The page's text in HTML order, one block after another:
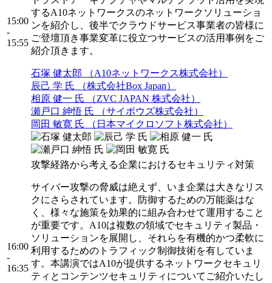
15:00
-
15:55
するA10ネットワークスのネットワークソリューショ
ンを紹介し、後半でクラウドサービス事業者の皆様に
ご登壇頂き事業変革に役立つサービスの活用事例をご
紹介頂きます。
石塚 健太郎 （A10ネットワークス株式会社）
辰己 学 氏 （株式会社Box Japan）
相原 健一 氏 （ZVC JAPAN 株式会社）
瀬戸口 紳悟 氏 （サイボウズ株式会社）
岡田 敏寛 氏 （日本マイクロソフト株式会社）
16:00
-
16:35
攻撃経路から考える企業におけるセキュリティ対策
サイバー攻撃の脅威は絶えず、いま企業は大きなリス
クにさらされています。防御するための万能薬はな
く、様々な施策を効果的に組み合わせて運用すること
が重要です。A10は複数の領域でセキュリティ製品・
ソリューションを展開し、それらを有機的かつ柔軟に
利用するためのトラフィック制御技術を有していま
す。本講演ではA10が提供するネットワークセキュリ
ティとコンテンツセキュリティについてご紹介いたし